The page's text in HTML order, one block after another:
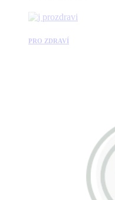
PRO ZDRAVÍ